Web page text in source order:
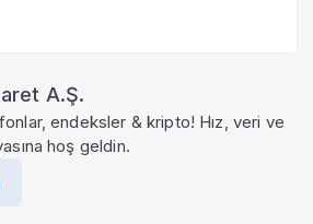
A.Ş.
endeksler & kripto! Hız, veri ve
hoş geldin.